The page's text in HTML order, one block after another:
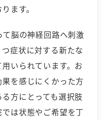
ます。
脳の神経回路へ刺激
症状に対する新たな
いられています。お
を感じにくかった方
方にとっても選択肢
は状態やご希望を丁